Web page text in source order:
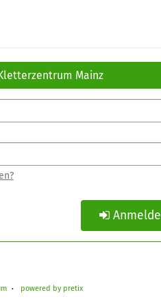
Mainz
powered by pretix